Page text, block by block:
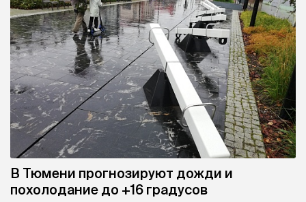
В Тюмени прогнозируют дожди и
похолодание до +16 градусов